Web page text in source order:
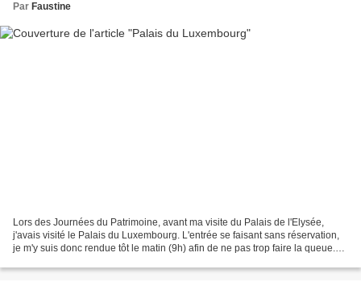
Par Faustine
Lors des Journées du Patrimoine, avant ma visite du Palais de l'Elysée,
j'avais visité le Palais du Luxembourg. L'entrée se faisant sans réservation,
je m'y suis donc rendue tôt le matin (9h) afin de ne pas trop faire la queue.